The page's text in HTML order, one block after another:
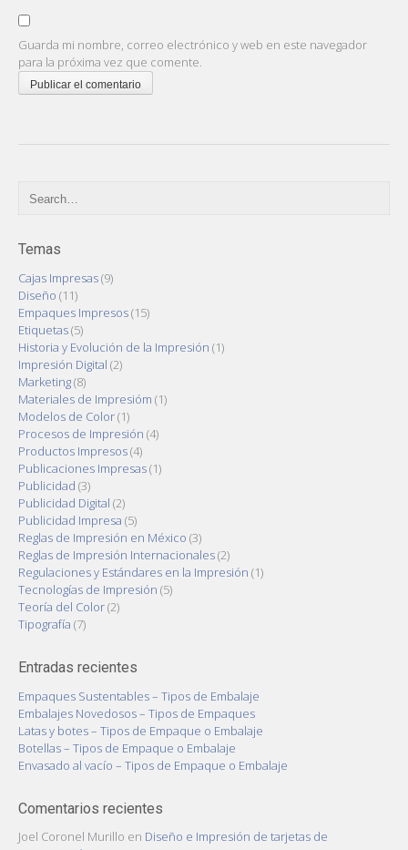
Guarda mi nombre, correo electrónico y web en este navegador
para la próxima vez que comente.
Temas
Cajas Impresas(9)
Diseño (11)
Empaques Impresos(15)
Etiquetas(5)
Historia y Evolución de la Impresión (1)
Impresión Digital (2)
Marketing(8)
Materiales de Impresióm (1)
Modelos de Color(1)
Procesos de Impresión (4)
Productos Impresos(4)
Publicaciones Impresas(1)
Publicidad (3)
Publicidad Digital (2)
Publicidad Impresa (5)
Reglas de Impresión en México (3)
Reglas de Impresión Internacionales(2)
Regulaciones y Estándares en la Impresión (1)
Tecnologías de Impresión (5)
Teoría del Color(2)
Tipografía (7)
Entradas recientes
Empaques Sustentables – Tipos de Embalaje
Embalajes Novedosos – Tipos de Empaques
Latas y botes – Tipos de Empaque o Embalaje
Botellas – Tipos de Empaque o Embalaje
Envasado al vacío – Tipos de Empaque o Embalaje
Comentarios recientes
Joel Coronel Murillo en Diseño e Impresión de tarjetas de